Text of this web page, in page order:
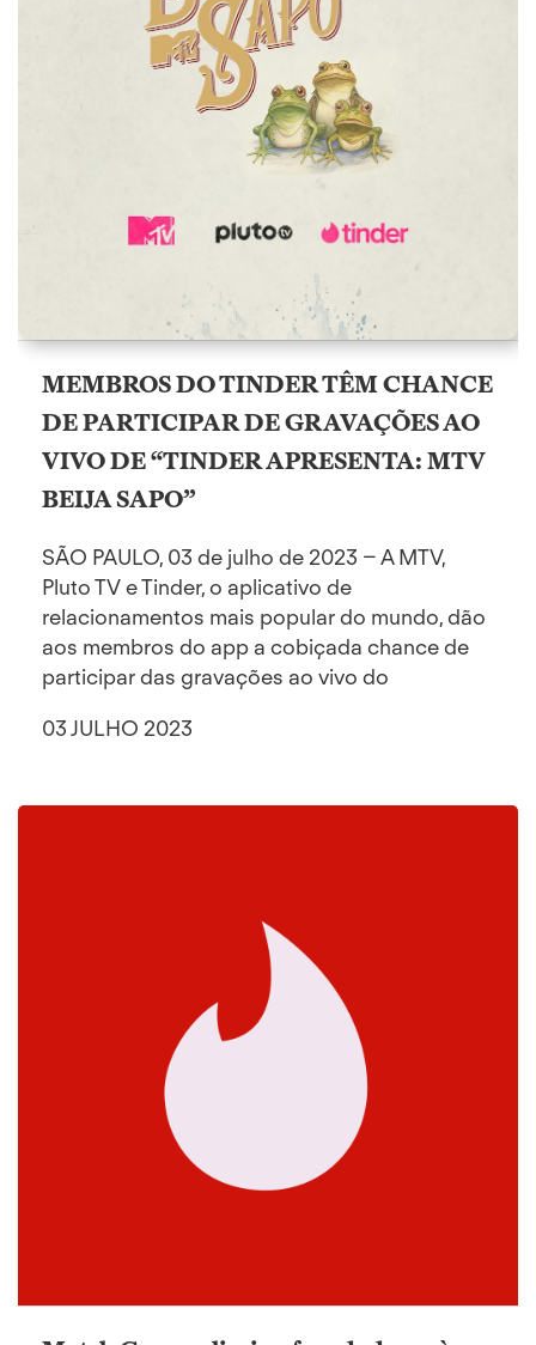
MEMBROS DO TINDER TÊM CHANCE
DE PARTICIPAR DE GRAVAÇÕES AO
VIVO DE “TINDER APRESENTA: MTV
BEIJA SAPO”
SÃO PAULO, 03 de julho de 2023 – A MTV,
Pluto TV e Tinder, o aplicativo de
relacionamentos mais popular do mundo, dão
aos membros do app a cobiçada chance de
participar das gravações ao vivo do
03 JULHO 2023